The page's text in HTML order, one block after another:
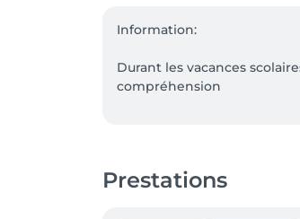
Information:
Durant les vacances
compréhension
Prestations